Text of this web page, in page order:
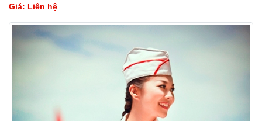
Giá: Liên hệ